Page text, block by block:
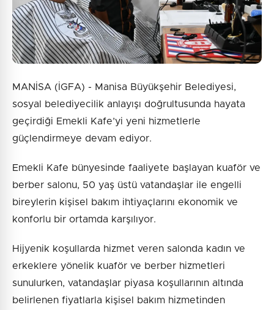
MANİSA (İGFA) - Manisa Büyükşehir Belediyesi,
sosyal belediyecilik anlayışı doğrultusunda hayata
geçirdiği Emekli Kafe’yi yeni hizmetlerle
güçlendirmeye devam ediyor.
Emekli Kafe bünyesinde faaliyete başlayan kuaför ve
berber salonu, 50 yaş üstü vatandaşlar ile engelli
bireylerin kişisel bakım ihtiyaçlarını ekonomik ve
konforlu bir ortamda karşılıyor.
Hijyenik koşullarda hizmet veren salonda kadın ve
erkeklere yönelik kuaför ve berber hizmetleri
sunulurken, vatandaşlar piyasa koşullarının altında
belirlenen fiyatlarla kişisel bakım hizmetinden